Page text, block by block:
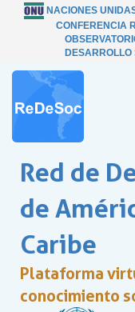
NACIONES
CONFERENCIA
DESARROLLO
Red de
de
Caribe
Plataforma
conocimiento